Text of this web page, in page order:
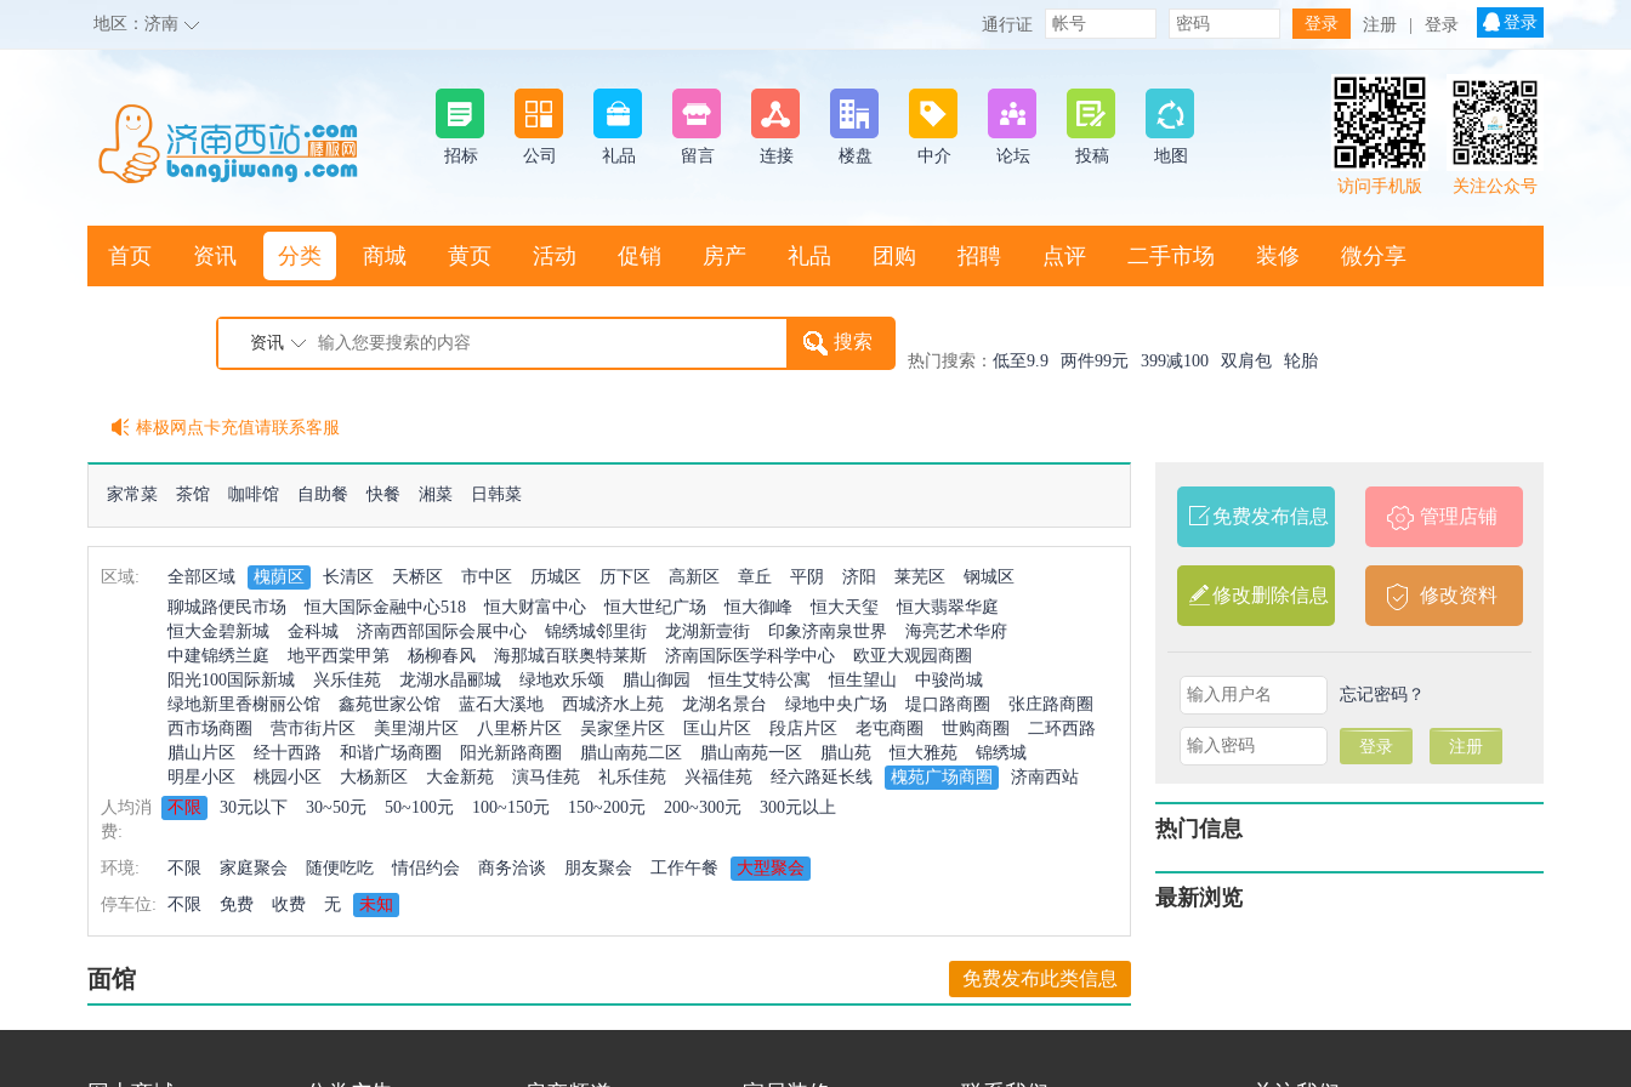
地区： 济南 通行证 注册 登录 登录
招标 公司 礼品 留言 连接 楼盘 中介 论坛 投稿
地图
关注公众号
访问手机版
首页 资讯 分类 商城 黄页 活动 促销 房产 礼品 团购 招聘 点评 二手市场 装修 微分享
资讯
热门搜索： 低至9.9 两件99元 399减100 双肩包 轮胎
棒极网点卡充值请联系客服
客服QQ:2692290505
充100送20
家常菜 茶馆 咖啡馆 自助餐 快餐 湘菜 日韩菜
区域: 全部区域 槐荫区 长清区 天桥区 市中区 历城区 历下区 高新区 章丘 平阴 济阳 莱芜区
钢城区
聊城路便民市场
恒大国际金融中心518 恒大财富中心 恒大世纪广场 恒大御峰 恒大天玺
恒大翡翠华庭
恒大金碧新城
金科城 济南西部国际会展中心 锦绣城邻里街 龙湖新壹街 印象济南泉世界
海亮艺术华府
中建锦绣兰庭
地平西棠甲第 杨柳春风 海那城百联奥特莱斯 济南国际医学科学中心
欧亚大观园商圈
阳光100国际新城
兴乐佳苑 龙湖水晶郦城 绿地欢乐颂 腊山御园 恒生艾特公寓 恒生望山
中骏尚城
绿地新里香榭丽公馆
鑫苑世家公馆 蓝石大溪地 西城济水上苑 龙湖名景台 绿地中央广场 堤口路商圈
张庄路商圈
西市场商圈
营市街片区 美里湖片区 八里桥片区 吴家堡片区 匡山片区 段店片区 老屯商圈 世购商圈
二环西路
腊山片区
经十西路 和谐广场商圈 阳光新路商圈 腊山南苑二区 腊山南苑一区 腊山苑 恒大雅苑
锦绣城
明星小区
桃园小区 大杨新区 大金新苑 演马佳苑 礼乐佳苑 兴福佳苑 经六路延长线 槐苑广场商圈
济南西站
人均消
费:
不限 30元以下 30~50元 50~100元 100~150元 150~200元 200~300元 300元以上
环境: 不限 家庭聚会 随便吃吃 情侣约会 商务洽谈 朋友聚会 工作午餐
大型聚会
停车位:
不限 免费 收费 无 未知
面馆 免费发布此类信息
免费发布信息 管理店铺
修改删除信息 修改资料
忘记密码？
热门信息
最新浏览